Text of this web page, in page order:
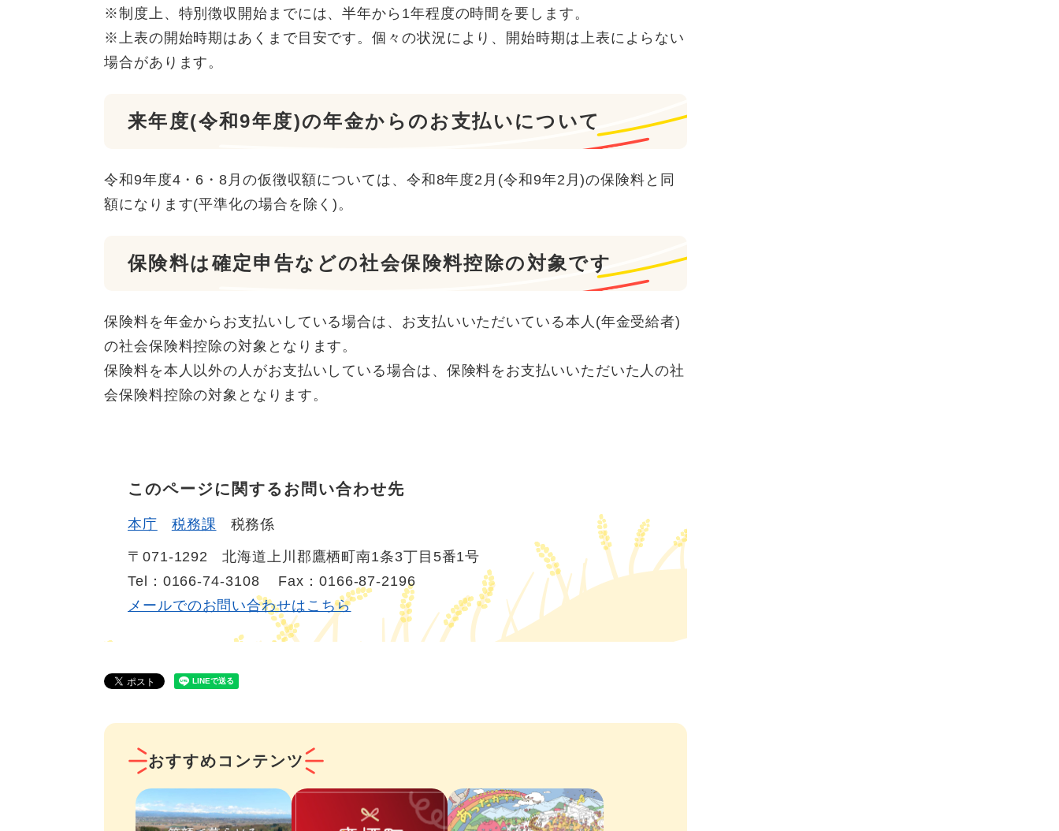
※制度上、特別徴収開始までには、半年から1年程度の時間を要します。
※上表の開始時期はあくまで目安です。個々の状況により、開始時期は上表によらない
場合があります。
来年度(令和9年度)の年金からのお支払いについて
令和9年度4・6・8月の仮徴収額については、令和8年度2月(令和9年2月)の保険料と同
額になります(平準化の場合を除く)。
保険料は確定申告などの社会保険料控除の対象です
保険料を年金からお支払いしている場合は、お支払いいただいている本人(年金受給者)
の社会保険料控除の対象となります。
保険料を本人以外の人がお支払いしている場合は、保険料をお支払いいただいた人の社
会保険料控除の対象となります。
このページに関するお問い合わせ先
本庁 税務課 税務係
〒071-1292
北海道上川郡鷹栖町南1条3丁目5番1号
Tel：0166-74-3108
Fax：0166-87-2196
メールでのお問い合わせはこちら
おすすめコンテンツ